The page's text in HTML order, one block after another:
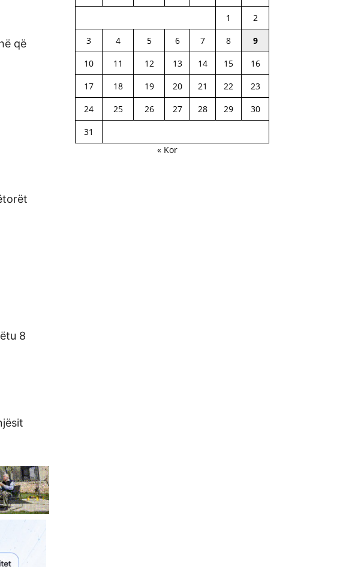
që
8
1
2
3
4 5 6 7 8
9
10
11 12 13 14 15
16
17
18 19 20 21 22
23
24
25 26 27 28 29
30
31
« Kor